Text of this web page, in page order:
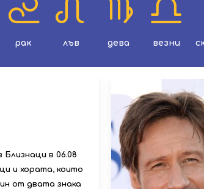
рак лъв дева везни
в 06.08
и хората, които
от двата знака